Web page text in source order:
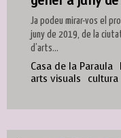
Ja podeu mirar-vos el
juny de 2019, de la
d’arts...
Casa de la Paraula
arts visuals
cultura